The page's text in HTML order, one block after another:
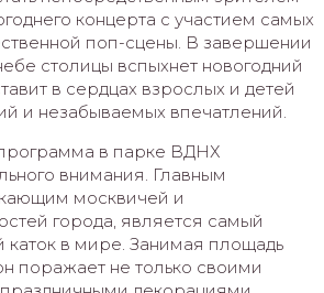
концерта с участием самых
поп-сцены. В завершении
столицы вспыхнет новогодний
в сердцах взрослых и детей
и незабываемых впечатлений.
в парке ВДНХ
внимания. Главным
москвичей и
города, является самый
каток в мире. Занимая площадь
поражает не только своими